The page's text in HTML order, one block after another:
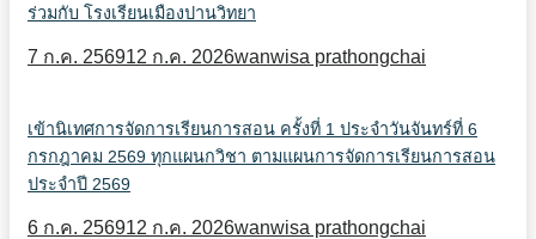
ร่วมกับ โรงเรียนเมืองปานวิทยา
7 ก.ค. 256912 ก.ค. 2026wanwisa prathongchai
เข้านิเทศการจัดการเรียนการสอน ครั้งที่ 1 ประจำวันจันทร์ที่ 6
กรกฎาคม 2569 ทุกแผนกวิชา ตามแผนการจัดการเรียนการสอน
ประจำปี 2569
6 ก.ค. 256912 ก.ค. 2026wanwisa prathongchai